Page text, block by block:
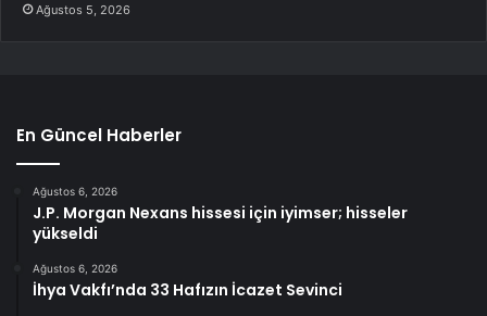
Ağustos 5, 2026
En Güncel Haberler
Ağustos 6, 2026
J.P. Morgan Nexans hissesi için iyimser; hisseler
yükseldi
Ağustos 6, 2026
İhya Vakfı’nda 33 Hafızın İcazet Sevinci